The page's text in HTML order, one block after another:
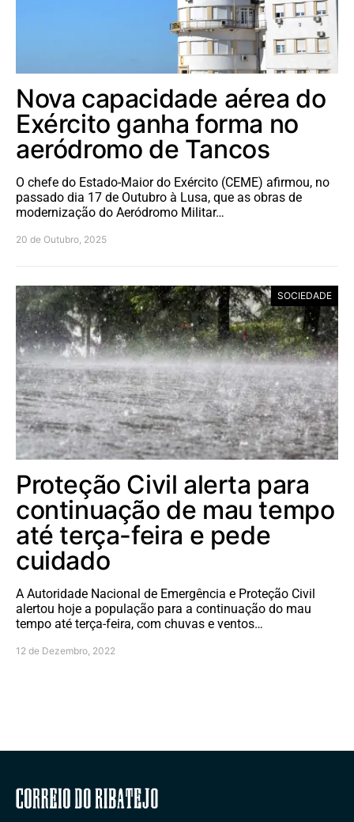
Nova capacidade aérea do
Exército ganha forma no
aeródromo de Tancos
O chefe do Estado-Maior do Exército (CEME) afirmou, no
passado dia 17 de Outubro à Lusa, que as obras de
modernização do Aeródromo Militar…
20 de Outubro, 2025
SOCIEDADE
Proteção Civil alerta para
continuação de mau tempo
até terça-feira e pede
cuidado
A Autoridade Nacional de Emergência e Proteção Civil
alertou hoje a população para a continuação do mau
tempo até terça-feira, com chuvas e ventos…
12 de Dezembro, 2022
Correio do Ribatejo